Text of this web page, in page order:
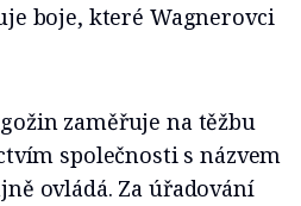
boje, které Wagnerovci
zaměřuje na těžbu
společnosti s názvem
ovládá. Za úřadování